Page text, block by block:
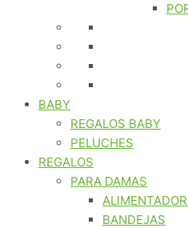
BABY
REGALOS BABY
PELUCHES
REGALOS
PARA DAMAS
BANDEJAS